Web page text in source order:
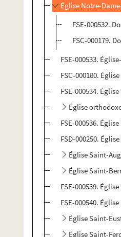
Église Notre-
FSE-000532.
FSC-000179.
FSE-000533.
FSC-000180.
FSE-000534.
Église
FSE-000536.
FSD-000250.
Église Saint-
Église Saint-
FSE-000539.
FSE-000540.
Église Saint-
Église Saint-